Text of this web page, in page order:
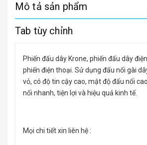
Mô tả sản phẩm
Tab tùy chỉnh
Phiến đấu dây Krone, phiến đấu dây
phiến điện thoại. Sử dụng đấu nối gài
vỏ, có độ tin cậy cao, mật độ đấu nối
nối nhanh, tiện lợi và hiệu quả kinh tế.
Mọi chi tiết xin liên hệ :